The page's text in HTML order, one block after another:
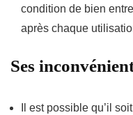
condition de bien
après chaque
Ses
Il est possible qu’il